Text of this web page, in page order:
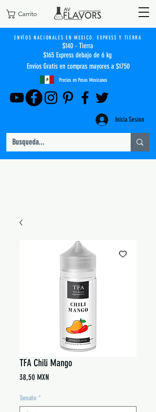
Carrito
ENVÍOS NACIONALES EN MEXICO. EXPRESS Y TIERRA
$140 - Tierra
$165 Express debajo de 6 kg
Envíos Gratis en compras mayores a $1750
Precios en Pesos Mexicanos
Inicia Sesion
TFA Chili Mango
38,50 MXNPrecio
Tamaño *